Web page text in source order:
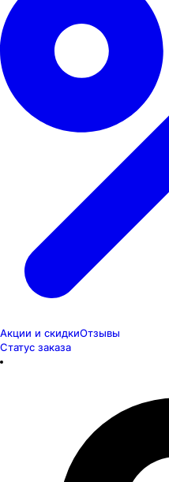
Акции и скидкиОтзывы
Статус заказа